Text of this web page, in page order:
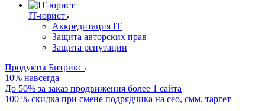
IT-юрист
Аккредитация IT
Защита авторских прав
Защита репутации
Продукты Битрикс
10% навсегда
До 50% за заказ продвижения более 1 сайта
100 % скидка при смене подрядчика на сео, смм, таргет